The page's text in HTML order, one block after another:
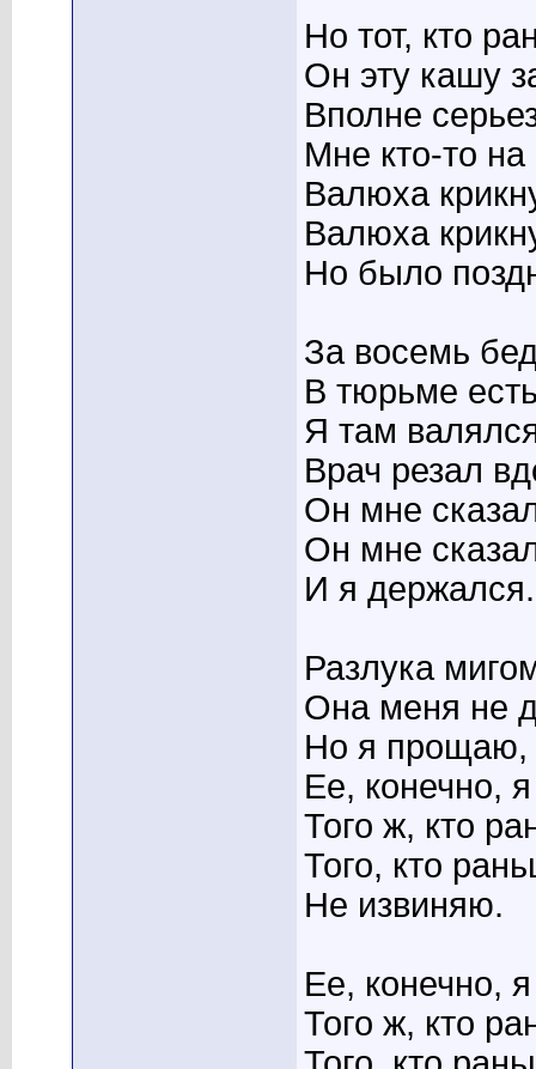
Но тот, кто
Он эту кашу
Вполне
Мне кто-то
Валюха
Валюха
Но было
За восемь
В тюрьме
Я там
Врач резал
Он мне
Он мне
И я держался.
Разлука
Она меня не
Но я
Ее, конечно,
Того ж, кто
Того, кто
Не извиняю.
Ее, конечно,
Того ж, кто